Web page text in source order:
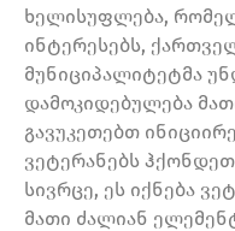
ხელისუფლება,
ინტერესებს,
მუნიციპალიტეტმა
დამოკიდებულება
გავუკეთებთ
ვეტერანებს
სივრცე, ეს იქნება
მათი ძალიან